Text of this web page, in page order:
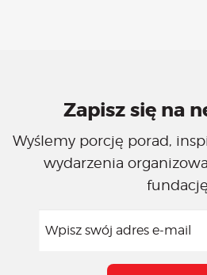
Zapisz się na
Wyślemy porcję porad,
wydarzenia
fundację